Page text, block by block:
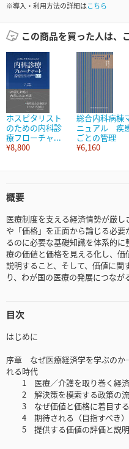
※導入・利用方法の詳細はこちら
この商品を買った人は、
ホスピタリスト
のための内科診
療フローチャ...
¥8,800
総合内科病棟
ニュアル 疾
ごとの管理
¥6,160
概要
医療制度を支える経済情勢が厳し
や「価格」を正面から論じる必
るのに必要な基礎知識を体系的
療の価値と価格を見える化し、
説明すること、そして、価値に関
り、わが国の医療の発展につなが
目次
はじめに
序章 なぜ医療経済学を学ぶの
れる時代
1 医療／介護を取り巻く経
2 解決策を模索する政策の
3 なぜ価値と価格に着目す
4 期待される（目指すべき）
5 提供する価値の評価と説明